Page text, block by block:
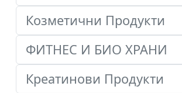
Козметични Продукти
ФИТНЕС И БИО ХРАНИ
Креатинови Продукти